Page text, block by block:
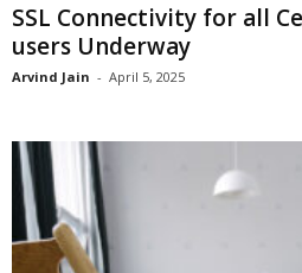
SSL Connectivity for all
users Underway
Arvind Jain - April 5, 2025